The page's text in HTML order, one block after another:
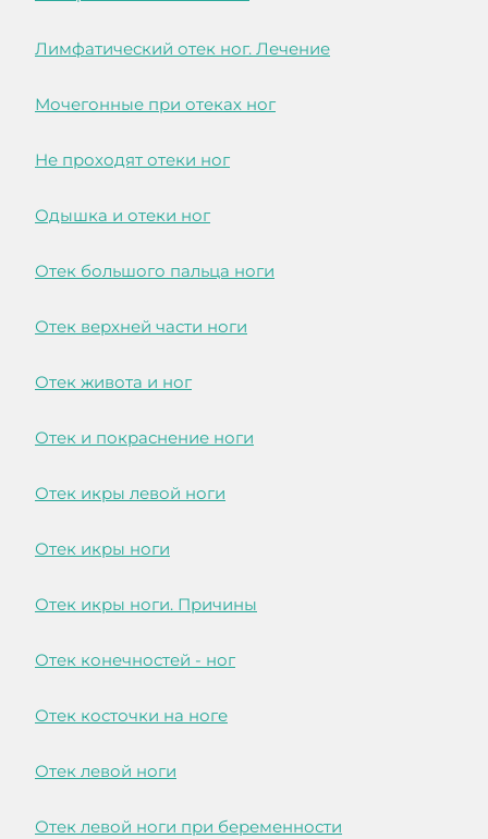
Лимфатический отек ног. Лечение
Мочегонные при отеках ног
Не проходят отеки ног
Одышка и отеки ног
Отек большого пальца ноги
Отек верхней части ноги
Отек живота и ног
Отек и покраснение ноги
Отек икры левой ноги
Отек икры ноги
Отек икры ноги. Причины
Отек конечностей - ног
Отек косточки на ноге
Отек левой ноги
Отек левой ноги при беременности